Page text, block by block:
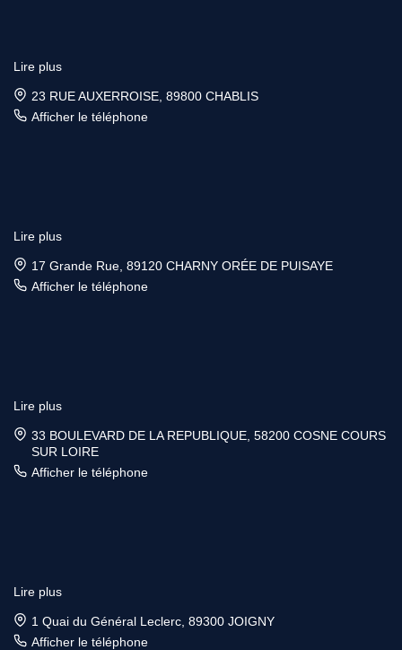
Lire plus
23 RUE AUXERROISE, 89800 CHABLIS
Afficher le téléphone
Lire plus
17 Grande Rue, 89120 CHARNY ORÉE DE PUISAYE
Afficher le téléphone
Lire plus
33 BOULEVARD DE LA REPUBLIQUE, 58200 COSNE COURS
SUR LOIRE
Afficher le téléphone
Lire plus
1 Quai du Général Leclerc, 89300 JOIGNY
Afficher le téléphone